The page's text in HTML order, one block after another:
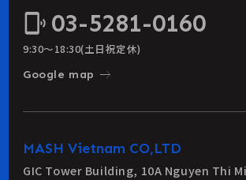
phonelink_ring 03-5281-0160
9:30〜18:30(土日祝定休)
Google map east
MASH Vietnam CO,LTD
GIC Tower Building, 10A Nguyen Thi